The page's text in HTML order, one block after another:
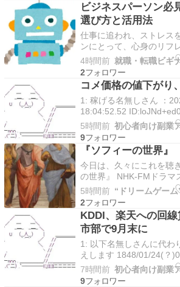
ビジネスパーソン必
選び方と活用法
仕事に追われ、ストレス
ンにとって、心身のリフ
せん。そこで注目される
す。通勤や休日のアクテ
ることで、健康促進や気
す。しかし、いざ始めよ
ドバイクを選べばい…
4時間前 就職・転職ビギ
2
コメ価格の値下がり
1: 稼げる名無しさん ：
18:04:52.52
P...
5時間前
9
『ソフィーの世界』
今日は、久々にこれを聴
の世界』 NHK-FMドラマ
14日 ・15日原作：ヨー
池田香代子 脚色：蓬莱泰
出演：島本須美 毬谷友
西尾まり、高山真樹、今
5時間前
2
KDDI、楽天への回
市部で9月末に
1: 以下名無しさんに代わ
えします 1848/01/24(？
ID:money_soku 2026年
7時間前
9